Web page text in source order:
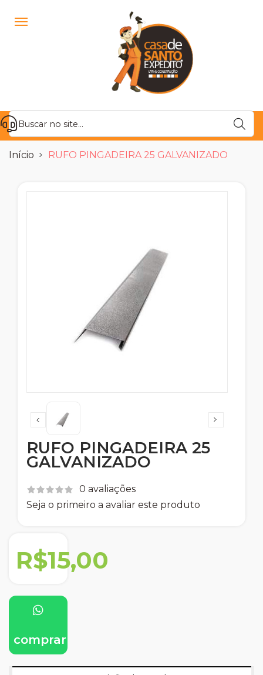
Início RUFO PINGADEIRA 25 GALVANIZADO
RUFO PINGADEIRA 25
GALVANIZADO
0 avaliações
Seja o primeiro a avaliar este produto
R$15,00
comprar